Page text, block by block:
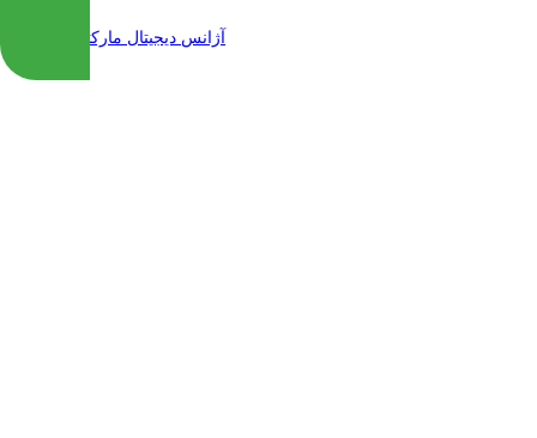
آژانس دیجیتال مارکتینگ مهرنت